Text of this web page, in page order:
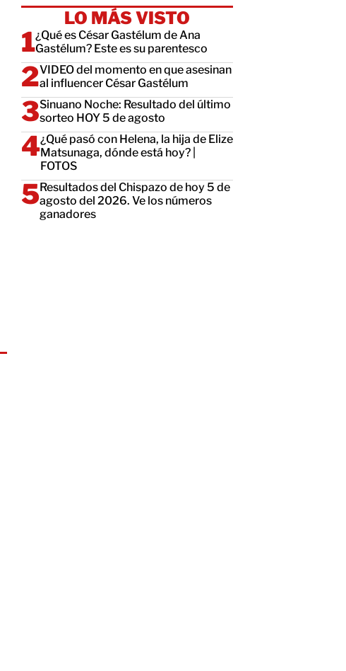
LO MÁS VISTO
¿Qué es César Gastélum de Ana
Gastélum? Este es su parentesco
VIDEO del momento en que asesinan
al influencer César Gastélum
Sinuano Noche: Resultado del último
sorteo HOY 5 de agosto
¿Qué pasó con Helena, la hija de Elize
Matsunaga, dónde está hoy? |
FOTOS
Resultados del Chispazo de hoy 5 de
agosto del 2026. Ve los números
ganadores